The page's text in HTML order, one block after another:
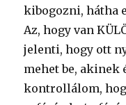
kibogozni, hátha
Az, hogy van
jelenti, hogy ott
mehet be, akinek
kontrollálom,